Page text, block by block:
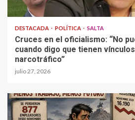
DESTACADA POLÍTICA SALTA
Cruces en el oficialismo: “No
cuando digo que tienen
narcotráfico”
julio 27, 2026